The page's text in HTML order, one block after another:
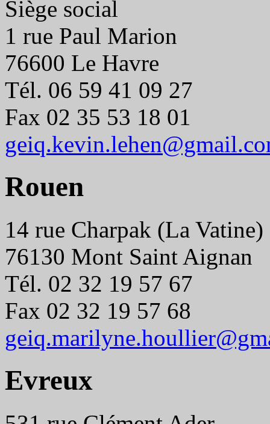
Siège social
1 rue Paul Marion
76600 Le Havre
Tél. 06 59 41 09 27
Fax 02 35 53 18 01
Rouen
14 rue Charpak (La Vatine)
76130 Mont Saint Aignan
Tél. 02 32 19 57 67
Fax 02 32 19 57 68
Evreux